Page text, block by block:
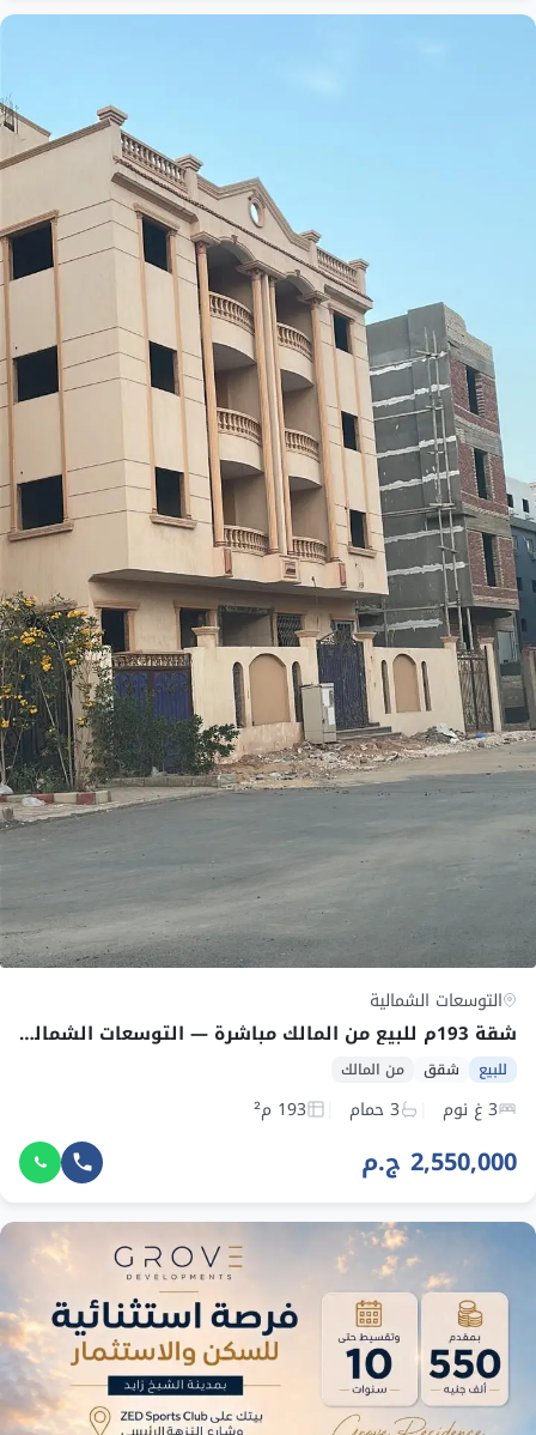
التوسعات الشمالية
شقة 193م للبيع من المالك مباشرة — التوسعات الشمالية، 6 أكتوبر
للبيع شقق من المالك
3 غ نوم 3 حمام 193 م²
2,550,000 ج.م